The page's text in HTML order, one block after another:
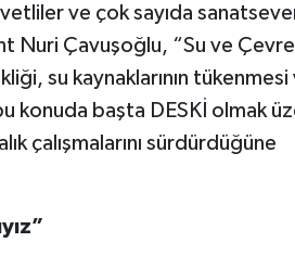
ve çok sayıda
Nuri Çavuşoğlu, “Su ve
su kaynaklarının tükenmesi
konuda başta DESKİ olmak
çalışmalarını sürdürdüğüne